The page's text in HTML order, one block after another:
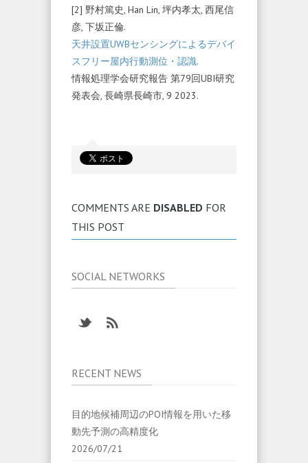
[2] 野村篤史, Han Lin, 坪内孝太, 西尾信
彦, 下坂正倫.
天井設置UWBセンシングによるデバイ
スフリー屋内行動測位・認識.
情報処理学会研究報告 第79回UBI研究
発表会, 長崎県長崎市, 9 2023.
COMMENTS ARE DISABLED FOR
THIS POST
SOCIAL NETWORKS
RECENT NEWS
目的地候補周辺のPOI情報を用いた移
動先予測の高精度化
2026/07/21